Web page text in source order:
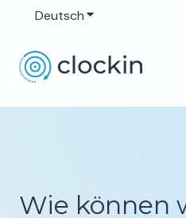
DeutschUntermenü für
Wie können